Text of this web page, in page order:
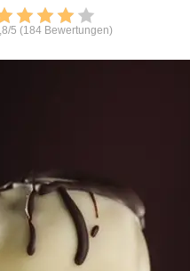
Bewerten
5 (184 Bewertungen)